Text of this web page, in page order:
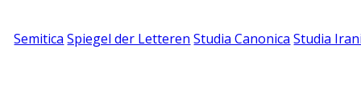
Semitica Spiegel der Letteren Studia Canonica Studia